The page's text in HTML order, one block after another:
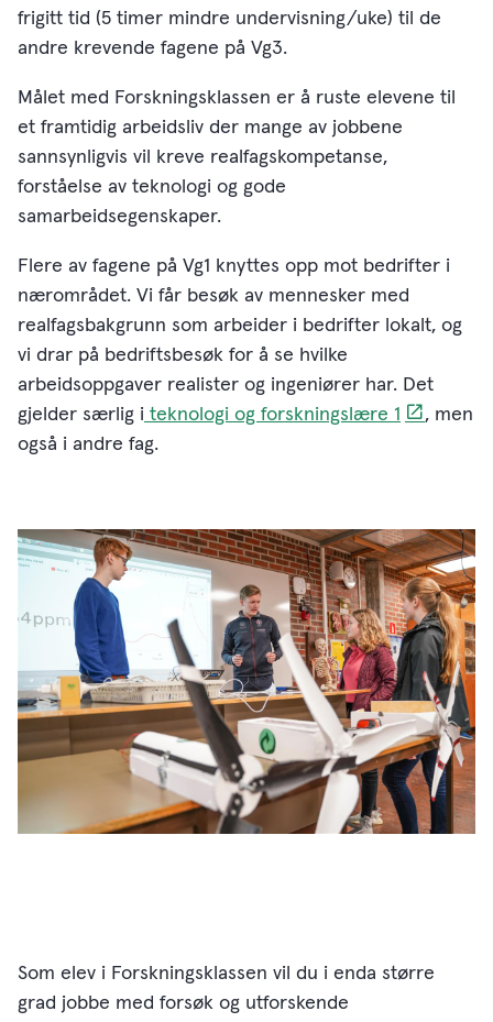
frigitt tid (5 timer mindre undervisning/uke) til de
andre krevende fagene på Vg3.
Målet med Forskningsklassen er å ruste elevene til
et framtidig arbeidsliv der mange av jobbene
sannsynligvis vil kreve realfagskompetanse,
forståelse av teknologi og gode
samarbeidsegenskaper.
Flere av fagene på Vg1 knyttes opp mot bedrifter i
nærområdet. Vi får besøk av mennesker med
realfagsbakgrunn som arbeider i bedrifter lokalt, og
vi drar på bedriftsbesøk for å se hvilke
arbeidsoppgaver realister og ingeniører har. Det
gjelder særlig i teknologi og forskningslære 1
, men
også i andre fag.
Som elev i Forskningsklassen vil du i enda større
grad jobbe med forsøk og utforskende